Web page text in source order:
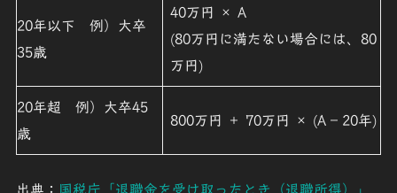
20年以下
例）大卒
35歳
40万円 × A
(80万円に満たない場合には、80
万円)
20年超 例）大卒45
歳
800万円 ＋ 70万円 × (A – 20年)
出典： 国税庁「退職金を受け取ったとき（退職所得）」